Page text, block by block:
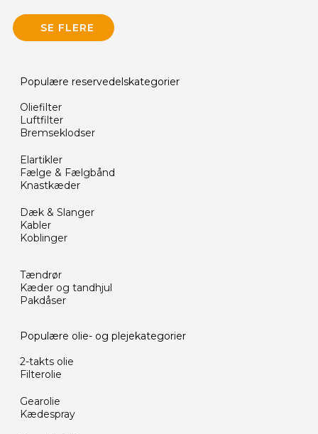
SE FLERE
Populære reservedelskategorier
Oliefilter
Luftfilter
Bremseklodser
Elartikler
Fælge & Fælgbånd
Knastkæder
Dæk & Slanger
Kabler
Koblinger
Tændrør
Kæder og tandhjul
Pakdåser
Populære olie- og plejekategorier
2-takts olie
Filterolie
Gearolie
Kædespray